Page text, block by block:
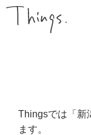
Thingsでは「新
ます。